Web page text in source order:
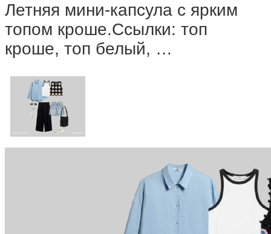
Летняя мини-капсула с ярким
топом кроше.Ссылки: топ
кроше, топ белый, …